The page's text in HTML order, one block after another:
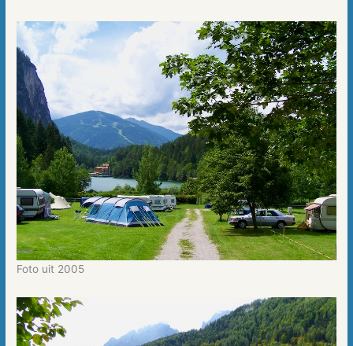
Foto uit 2005